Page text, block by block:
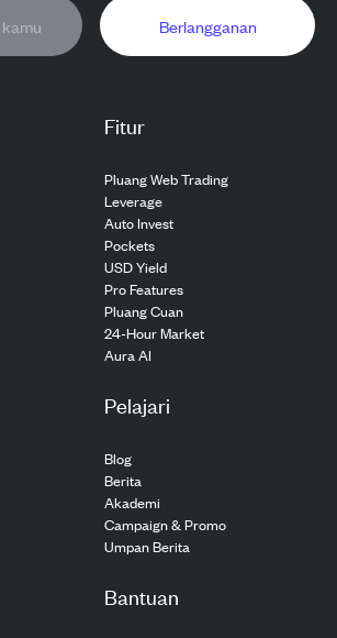
Fitur
Pluang Web Trading
Leverage
Auto Invest
Pockets
USD Yield
Pro Features
Pluang Cuan
24-Hour Market
Aura AI
Pelajari
Blog
Berita
Akademi
Campaign & Promo
Umpan Berita
Bantuan
Berlangganan